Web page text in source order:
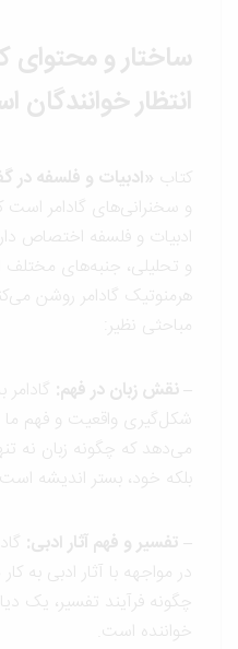
ساختار و محتوای
انتظار خوانندگان
«ادبیات و فلسفه در
و سخنرانی‌های گادامر است که
ادبیات و فلسفه اختصاص دارد.
و تحلیلی، جنبه‌های مختلف این
هرمنوتیک گادامر روشن می‌کنند.
مباحثی نظیر:
– نقش زبان در فهم: گادامر به
شکل‌گیری واقعیت و فهم ما از
می‌دهد که چگونه زبان نه تنها
بلکه خود، بستر اندیشه است.
– تفسیر و فهم آثار ادبی گادامر
در مواجهه با آثار ادبی به کار
چگونه فرآیند تفسیر، یک
خواننده است.